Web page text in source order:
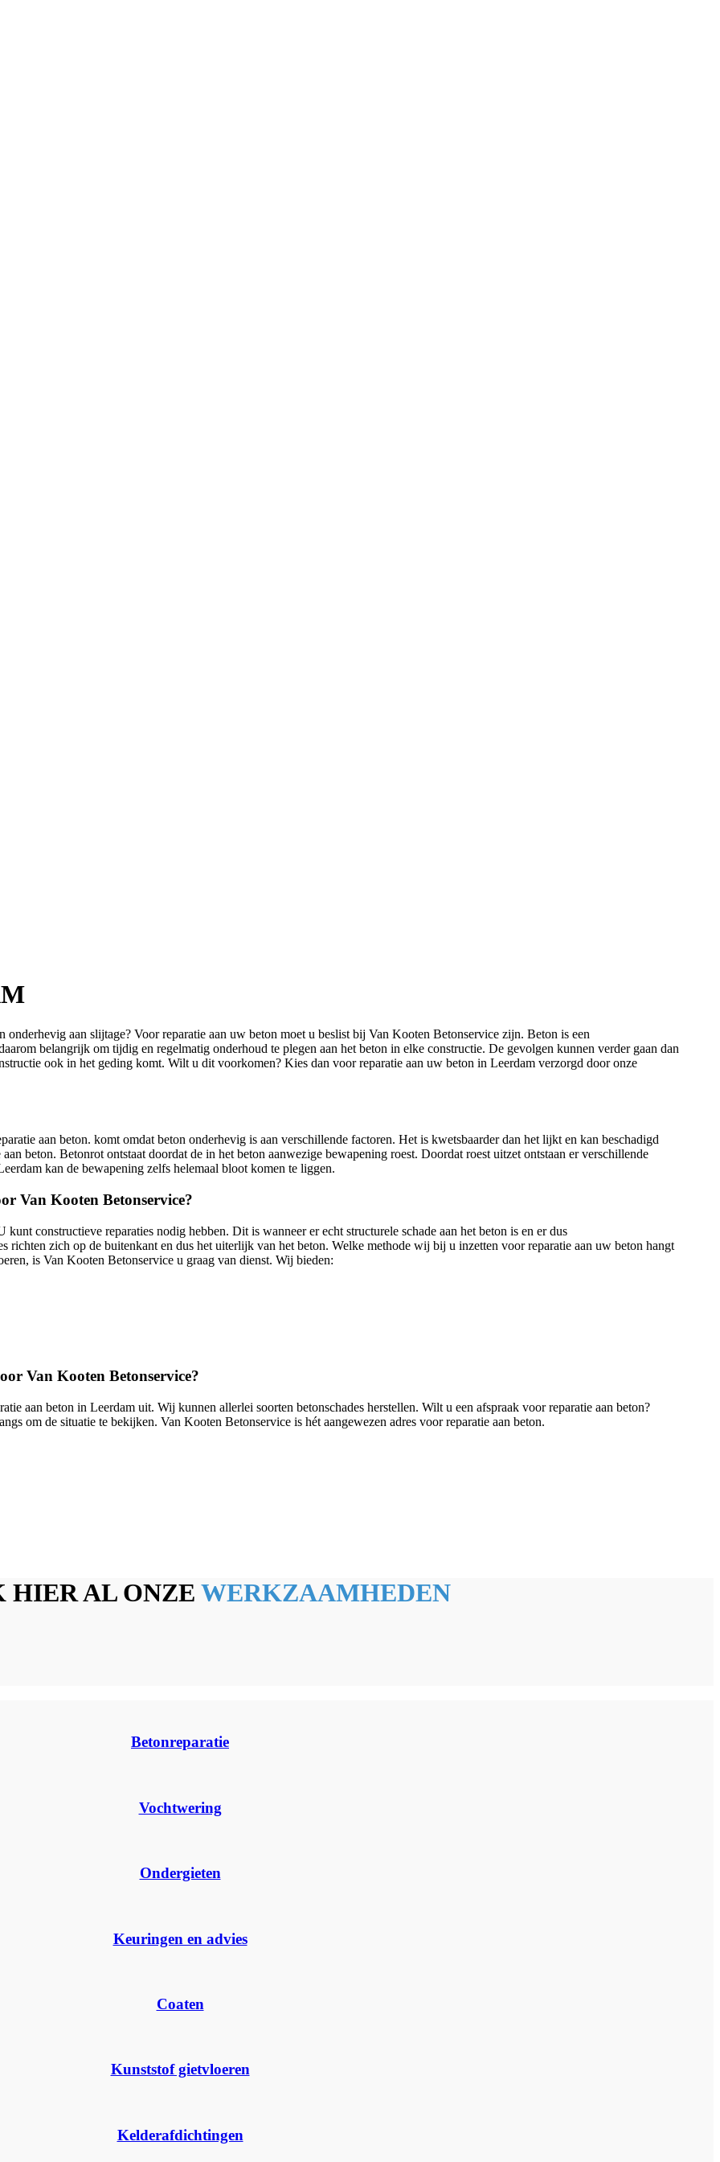
aan slijtage? Voor reparatie aan uw beton moet u beslist bij Van Kooten Betonservice zijn. Beton is een
belangrijk om tijdig en regelmatig onderhoud te plegen aan het beton in elke constructie. De gevolgen kunnen verder gaan dan
ook in het geding komt. Wilt u dit voorkomen? Kies dan voor reparatie aan uw beton in Leerdam verzorgd door onze
aan beton. komt omdat beton onderhevig is aan verschillende factoren. Het is kwetsbaarder dan het lijkt en kan beschadigd
beton. Betonrot ontstaat doordat de in het beton aanwezige bewapening roest. Doordat roest uitzet ontstaan er verschillende
kan de bewapening zelfs helemaal bloot komen te liggen.
Van Kooten Betonservice?
constructieve reparaties nodig hebben. Dit is wanneer er echt structurele schade aan het beton is en er dus
richten zich op de buitenkant en dus het uiterlijk van het beton. Welke methode wij bij u inzetten voor reparatie aan uw beton hangt
is Van Kooten Betonservice u graag van dienst. Wij bieden:
Van Kooten Betonservice?
aan beton in Leerdam uit. Wij kunnen allerlei soorten betonschades herstellen. Wilt u een afspraak voor reparatie aan beton?
om de situatie te bekijken. Van Kooten Betonservice is hét aangewezen adres voor reparatie aan beton.
HIER AL ONZE WERKZAAMHEDEN
Betonreparatie
Vochtwering
Ondergieten
Keuringen en advies
Coaten
Kunststof gietvloeren
Kelderafdichtingen